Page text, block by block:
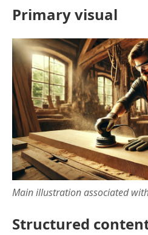
Primary visual
Main illustration associated
Structured